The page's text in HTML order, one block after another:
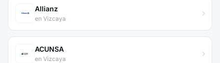
Allianz
en Vizcaya
ACUNSA
en Vizcaya